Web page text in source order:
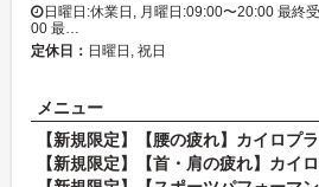
日曜日:休業日, 月曜日:09:00〜20:00 最終
00 最…
定休日： 日曜日, 祝日
メニュー